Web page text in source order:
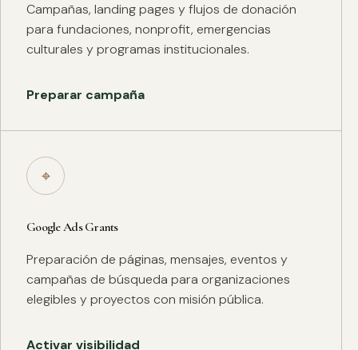
Campañas, landing pages y flujos de donación
para fundaciones, nonprofit, emergencias
culturales y programas institucionales.
Preparar campaña
⌖
Google Ads Grants
Preparación de páginas, mensajes, eventos y
campañas de búsqueda para organizaciones
elegibles y proyectos con misión pública.
Activar visibilidad